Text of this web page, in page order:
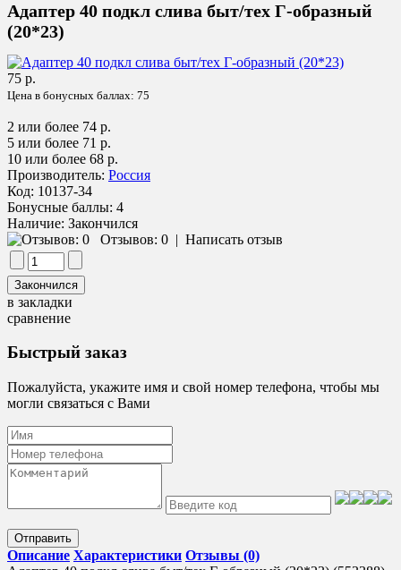
Адаптер 40 подкл слива быт/тех Г-образный
(20*23)
75 р.
Цена в бонусных баллах: 75
2 или более 74 р.
5 или более 71 р.
10 или более 68 р.
Производитель: Россия
Код: 10137-34
Бонусные баллы: 4
Наличие: Закончился
Отзывов: 0 | Написать отзыв
в закладки
сравнение
Быстрый заказ
Пожалуйста, укажите имя и свой номер телефона, чтобы мы
могли связаться с Вами
Отправить
Описание Характеристики Отзывы (0)